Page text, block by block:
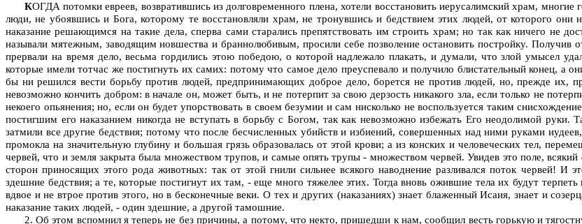
КОГДА потомки евреев, возвратившись из долговременного плена, хотели восстановить иерусалимский храм,
люди, не убоявшись и Бога, которому те восстановляли храм, не тронувшись и бедствием этих людей, от которого
наказание решающимся на такие дела, сперва сами старались препятствовать им строить храм; но так как ничего не
называли мятежным, заводящим новшества и браннолюбивым, просили себе позволение остановить постройку. Получив
прервали на время дело, весьма гордились этою победою, о которой надлежало плакать, и думали, что злой умысел
которые имели тотчас же постигнуть их самих: потому что самое дело преуспевало и получило блистательный конец, а
бы ни решился вести борьбу против людей, предпринимающих доброе дело, борется не против людей, но, прежде их,
невозможно кончить добром: в начале он, может быть, и не потерпит за свою дерзость никакого зла, если только не
некоего опьянения; но, если он будет упорствовать в своем безумии и сам нисколько не воспользуется таким
постигшим его наказанием никогда не вступать в борьбу с Богом, так как невозможно избежать Его неодолимой руки.
затмили все другие бедствия; потому что после бесчисленных убийств и избиений, совершенных над ними руками
промокла на значительную глубину и большая грязь образовалась от этой крови; а из конских и человеческих тел,
червей, что и земля закрыта была множеством трупов, и самые опять трупы - множеством червей. Увидев это поле,
сторон приносящих этого рода животных: так от этой гнили сильнее всякого наводнение разливался поток червей!
здешние бедствия; а те, которые постигнут их там, - еще много тяжелее этих. Тогда вновь ожившие тела их будут
вдвое и не втрое против этого, но в бесконечные веки. О тех и других (наказаниях) знает блаженный Исаия, знает и
наказание таких людей, - один здешние, а другой тамошние.
2. Об этом вспомнил я теперь не без причины, а потому, что некто, пришедши к нам, сообщил весть горькую и